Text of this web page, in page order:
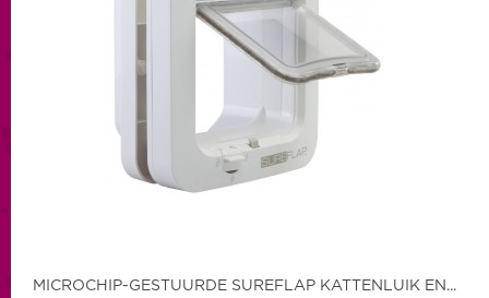
MICROCHIP-GESTUURDE SUREFLAP KATTENLUIK EN...